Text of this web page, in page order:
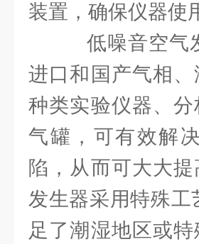
装置，确保仪器使
低噪音空气
进口和国产气相
种类实验仪器、
气罐，可有效解
陷，从而可大大
发生器采用特殊
足了潮湿地区或